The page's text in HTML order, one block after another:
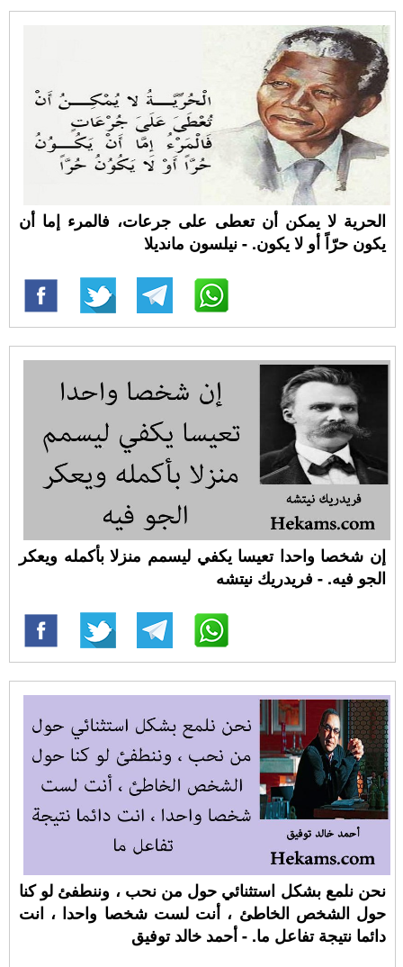
الحرية لا يمكن أن تعطى على جرعات، فالمرء إما أن
يكون حرّاً أو لا يكون. - نيلسون مانديلا
إن شخصا واحدا تعيسا يكفي ليسمم منزلا بأكمله ويعكر
الجو فيه. - فريدريك نيتشه
نحن نلمع بشكل استثنائي حول من نحب ، وننطفئ لو كنا
حول الشخص الخاطئ ، أنت لست شخصا واحدا ، انت
دائما نتيجة تفاعل ما. - أحمد خالد توفيق